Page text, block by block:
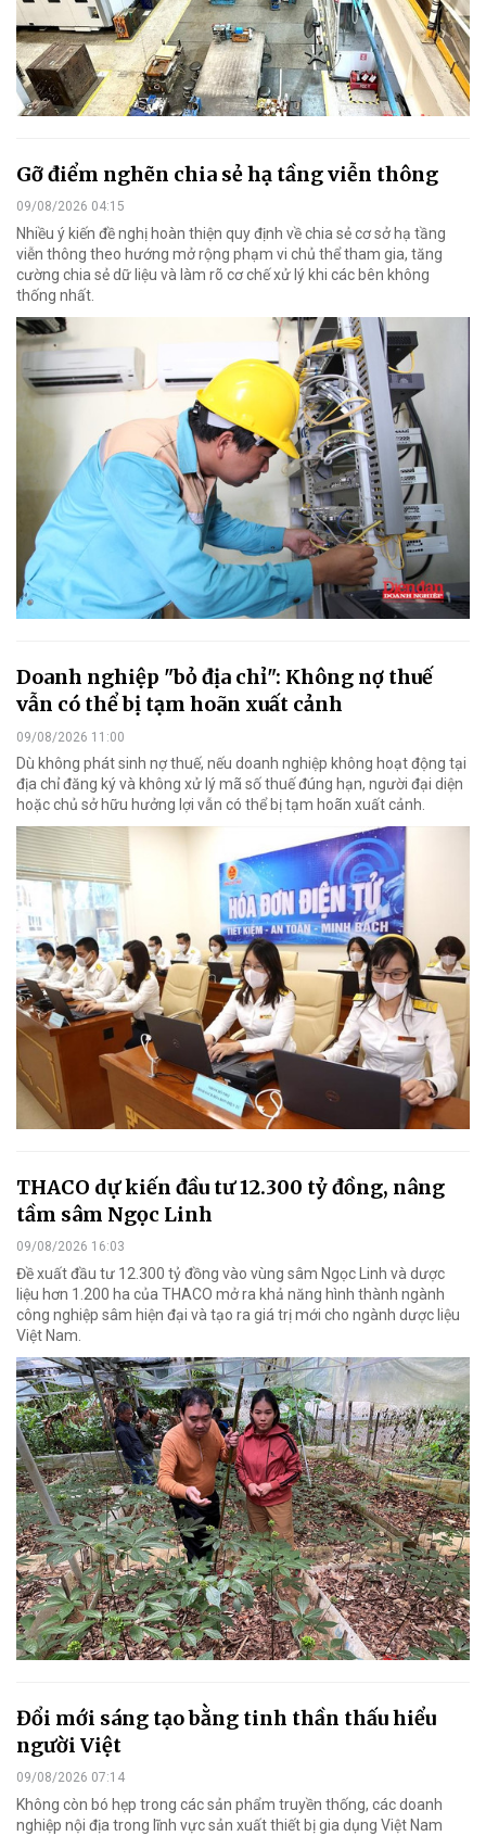
Gỡ điểm nghẽn chia sẻ hạ tầng viễn thông
09/08/2026 04:15
Nhiều ý kiến đề nghị hoàn thiện quy định về chia sẻ cơ sở hạ tầng
viễn thông theo hướng mở rộng phạm vi chủ thể tham gia, tăng
cường chia sẻ dữ liệu và làm rõ cơ chế xử lý khi các bên không
thống nhất.
Doanh nghiệp "bỏ địa chỉ": Không nợ thuế
vẫn có thể bị tạm hoãn xuất cảnh
09/08/2026 11:00
Dù không phát sinh nợ thuế, nếu doanh nghiệp không hoạt động tại
địa chỉ đăng ký và không xử lý mã số thuế đúng hạn, người đại diện
hoặc chủ sở hữu hưởng lợi vẫn có thể bị tạm hoãn xuất cảnh.
THACO dự kiến đầu tư 12.300 tỷ đồng, nâng
tầm sâm Ngọc Linh
09/08/2026 16:03
Đề xuất đầu tư 12.300 tỷ đồng vào vùng sâm Ngọc Linh và dược
liệu hơn 1.200 ha của THACO mở ra khả năng hình thành ngành
công nghiệp sâm hiện đại và tạo ra giá trị mới cho ngành dược liệu
Việt Nam.
Đổi mới sáng tạo bằng tinh thần thấu hiểu
người Việt
09/08/2026 07:14
Không còn bó hẹp trong các sản phẩm truyền thống, các doanh
nghiệp nội địa trong lĩnh vực sản xuất thiết bị gia dụng Việt Nam